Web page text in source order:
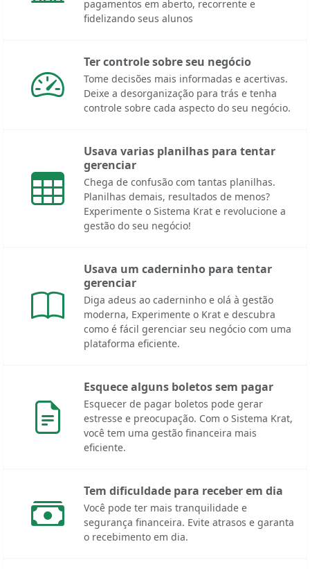
pagamentos em aberto, recorrente e
fidelizando seus alunos
Ter controle sobre seu negócio
Tome decisões mais informadas e acertivas.
Deixe a desorganização para trás e tenha
controle sobre cada aspecto do seu negócio.
Usava varias planilhas para tentar
gerenciar
Chega de confusão com tantas planilhas.
Planilhas demais, resultados de menos?
Experimente o Sistema Krat e revolucione a
gestão do seu negócio!
Usava um caderninho para tentar
gerenciar
Diga adeus ao caderninho e olá à gestão
moderna, Experimente o Krat e descubra
como é fácil gerenciar seu negócio com uma
plataforma eficiente.
Esquece alguns boletos sem pagar
Esquecer de pagar boletos pode gerar
estresse e preocupação. Com o Sistema Krat,
você tem uma gestão financeira mais
eficiente.
Tem dificuldade para receber em dia
Você pode ter mais tranquilidade e
segurança financeira. Evite atrasos e garanta
o recebimento em dia.